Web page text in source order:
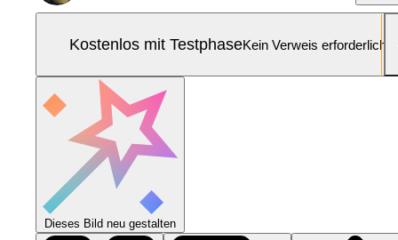
Kostenlos mit TestphaseKein Verweis erforderlich
Dieses Bild neu gestalten